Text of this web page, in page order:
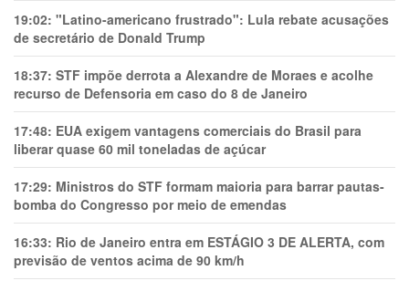
19:02: "Latino-americano frustrado": Lula rebate acusações
de secretário de Donald Trump
18:37: STF impõe derrota a Alexandre de Moraes e acolhe
recurso de Defensoria em caso do 8 de Janeiro
17:48: EUA exigem vantagens comerciais do Brasil para
liberar quase 60 mil toneladas de açúcar
17:29: Ministros do STF formam maioria para barrar pautas-
bomba do Congresso por meio de emendas
16:33: Rio de Janeiro entra em ESTÁGIO 3 DE ALERTA, com
previsão de ventos acima de 90 km/h